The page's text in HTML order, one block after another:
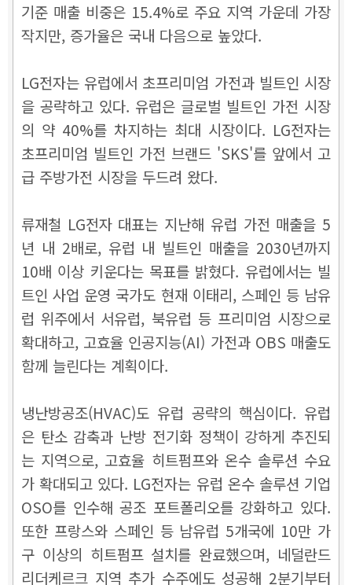
기준 매출 비중은 15.4%로 주요 지역 가운데 가장
작지만, 증가율은 국내 다음으로 높았다.
LG전자는 유럽에서 초프리미엄 가전과 빌트인 시장
을 공략하고 있다. 유럽은 글로벌 빌트인 가전 시장
의 약 40%를 차지하는 최대 시장이다. LG전자는
초프리미엄 빌트인 가전 브랜드 'SKS'를 앞에서 고
급 주방가전 시장을 두드려 왔다.
류재철 LG전자 대표는 지난해 유럽 가전 매출을 5
년 내 2배로, 유럽 내 빌트인 매출을 2030년까지
10배 이상 키운다는 목표를 밝혔다. 유럽에서는 빌
트인 사업 운영 국가도 현재 이태리, 스페인 등 남유
럽 위주에서 서유럽, 북유럽 등 프리미엄 시장으로
확대하고, 고효율 인공지능(AI) 가전과 OBS 매출도
함께 늘린다는 계획이다.
냉난방공조(HVAC)도 유럽 공략의 핵심이다. 유럽
은 탄소 감축과 난방 전기화 정책이 강하게 추진되
는 지역으로, 고효율 히트펌프와 온수 솔루션 수요
가 확대되고 있다. LG전자는 유럽 온수 솔루션 기업
OSO를 인수해 공조 포트폴리오를 강화하고 있다.
또한 프랑스와 스페인 등 남유럽 5개국에 10만 가
구 이상의 히트펌프 설치를 완료했으며, 네덜란드
리더케르크 지역 추가 수주에도 성공해 2분기부터